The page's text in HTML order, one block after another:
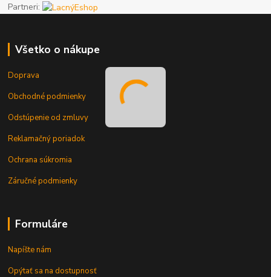
Partneri:
Všetko o nákupe
Doprava
Obchodné podmienky
Odstúpenie od zmluvy
Reklamačný poriadok
Ochrana súkromia
Záručné podmienky
Formuláre
Napíšte nám
Opýtať sa na dostupnosť